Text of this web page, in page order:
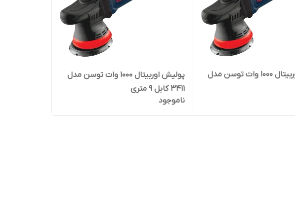
پولیش اوربیتال 1000 وات توسن مدل
پولیش اوربیتال 1000 وات توسن مدل
3411 کابل 9 متری
ناموجود